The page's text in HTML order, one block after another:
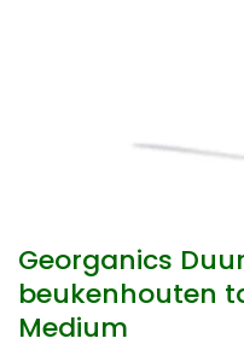
Georganics
beukenhouten
Medium